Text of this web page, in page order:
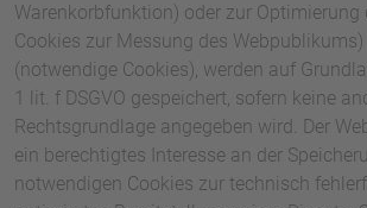
Warenkorbfunktion) oder zur Optimierung
Cookies zur Messung des
(notwendige Cookies), werden auf
1 lit. f DSGVO gespeichert, sofern keine
Rechtsgrundlage angegeben wird. Der
ein berechtigtes Interesse an der
notwendigen Cookies zur technisch